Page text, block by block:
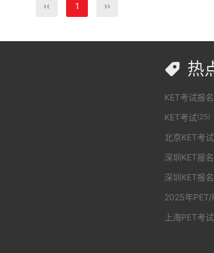
‹‹ 1 ››
 热
KET考试报名
KET考试(25)
北京KET考
深圳KET报
深圳KET报
2025年PET/
上海PET考